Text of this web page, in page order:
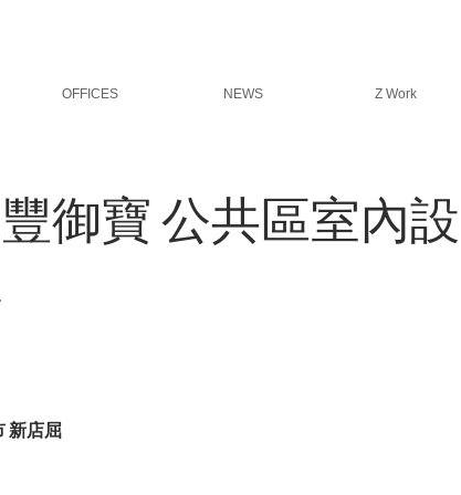
OFFICES NEWS Z Work
御寶 公共區室內設
新店屈